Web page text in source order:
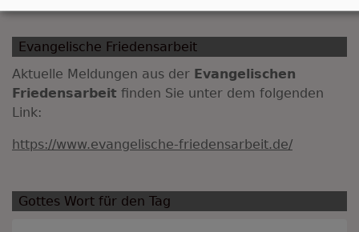
Evangelische Friedensarbeit
Aktuelle Meldungen aus der Evangelischen
Friedensarbeit finden Sie unter dem folgenden
Link:
https://www.evangelische-friedensarbeit.de/
Gottes Wort für den Tag